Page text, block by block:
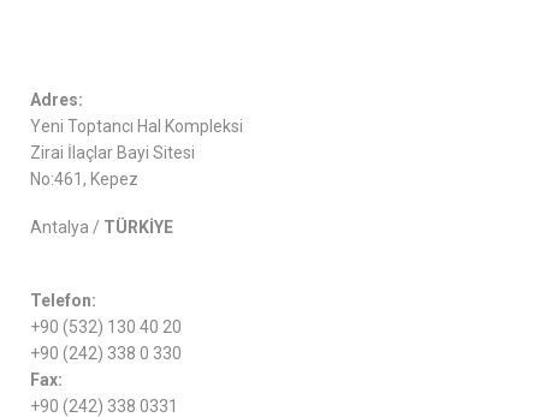
Adres:
Yeni Toptancı Hal Kompleksi
Zirai İlaçlar Bayi Sitesi
No:461, Kepez
Antalya / TÜRKİYE
Telefon:
+90 (532) 130 40 20
+90 (242) 338 0 330
Fax:
+90 (242) 338 0331